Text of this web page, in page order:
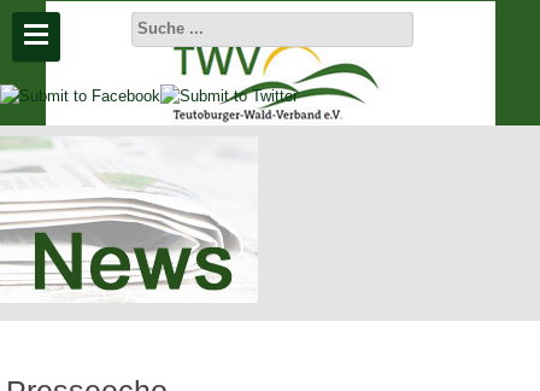
Aktuelles